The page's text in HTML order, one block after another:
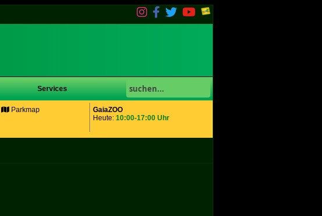
Services
GaiaZOO
Heute: 10:00-17:00 Uhr
Parkmap